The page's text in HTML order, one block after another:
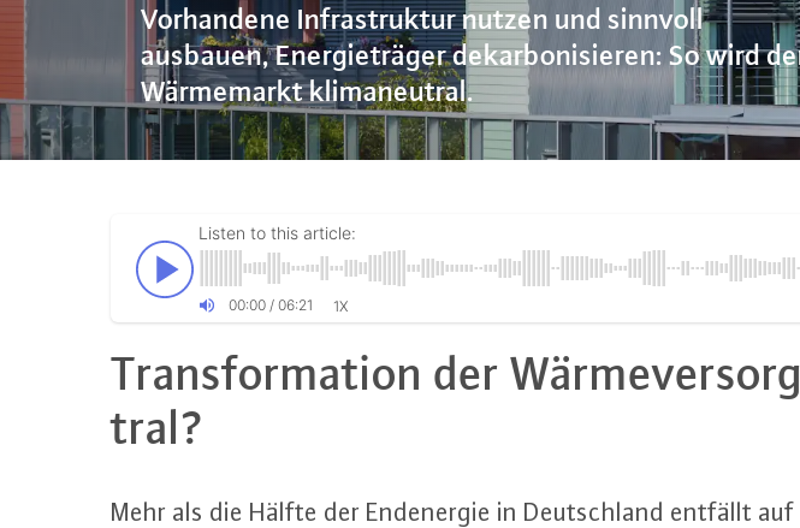
Vorhandene Infrastruktur nutzen und sinnvoll
ausbauen, Energieträger dekarbonisieren: So wird
Wärmemarkt klimaneutral.
Listen to this article:
00:00 / 06:21 1X
Trans­for­ma­ti­on der
tral?
Mehr als die Hälfte der End­ener­gie in Deutsch­land entfällt